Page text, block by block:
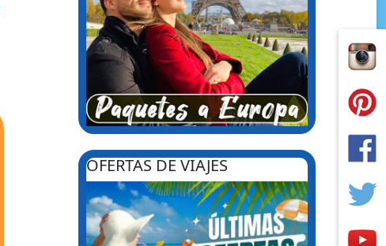
OFERTAS DE VIAJES